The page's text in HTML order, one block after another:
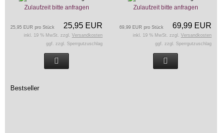
Zulaufzeit bitte anfragen
25,95 EUR
25,95 EUR pro Stück
inkl. 19 % MwSt. zzgl. Versandkosten
ggf. zzgl. Sperrgutzuschlag
Zulaufzeit bitte anfragen
69,99 EUR
69,99 EUR pro Stück
inkl. 19 % MwSt. zzgl. Versandkosten
ggf. zzgl. Sperrgutzuschlag
Bestseller